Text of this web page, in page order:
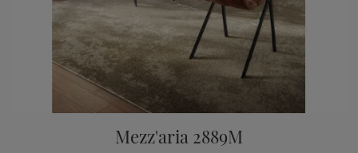
Mezz'aria 2889M